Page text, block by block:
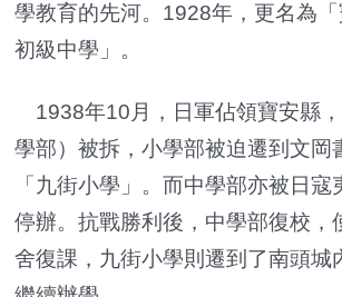
學教育的先河。1928年，更名為
初級中學」。
1938年10月，日軍佔領寶安縣
學部）被拆，小學部被迫遷到文岡
「九街小學」。而中學部亦被日寇
停辦。抗戰勝利後，中學部復校，
舍復課，九街小學則遷到了南頭城